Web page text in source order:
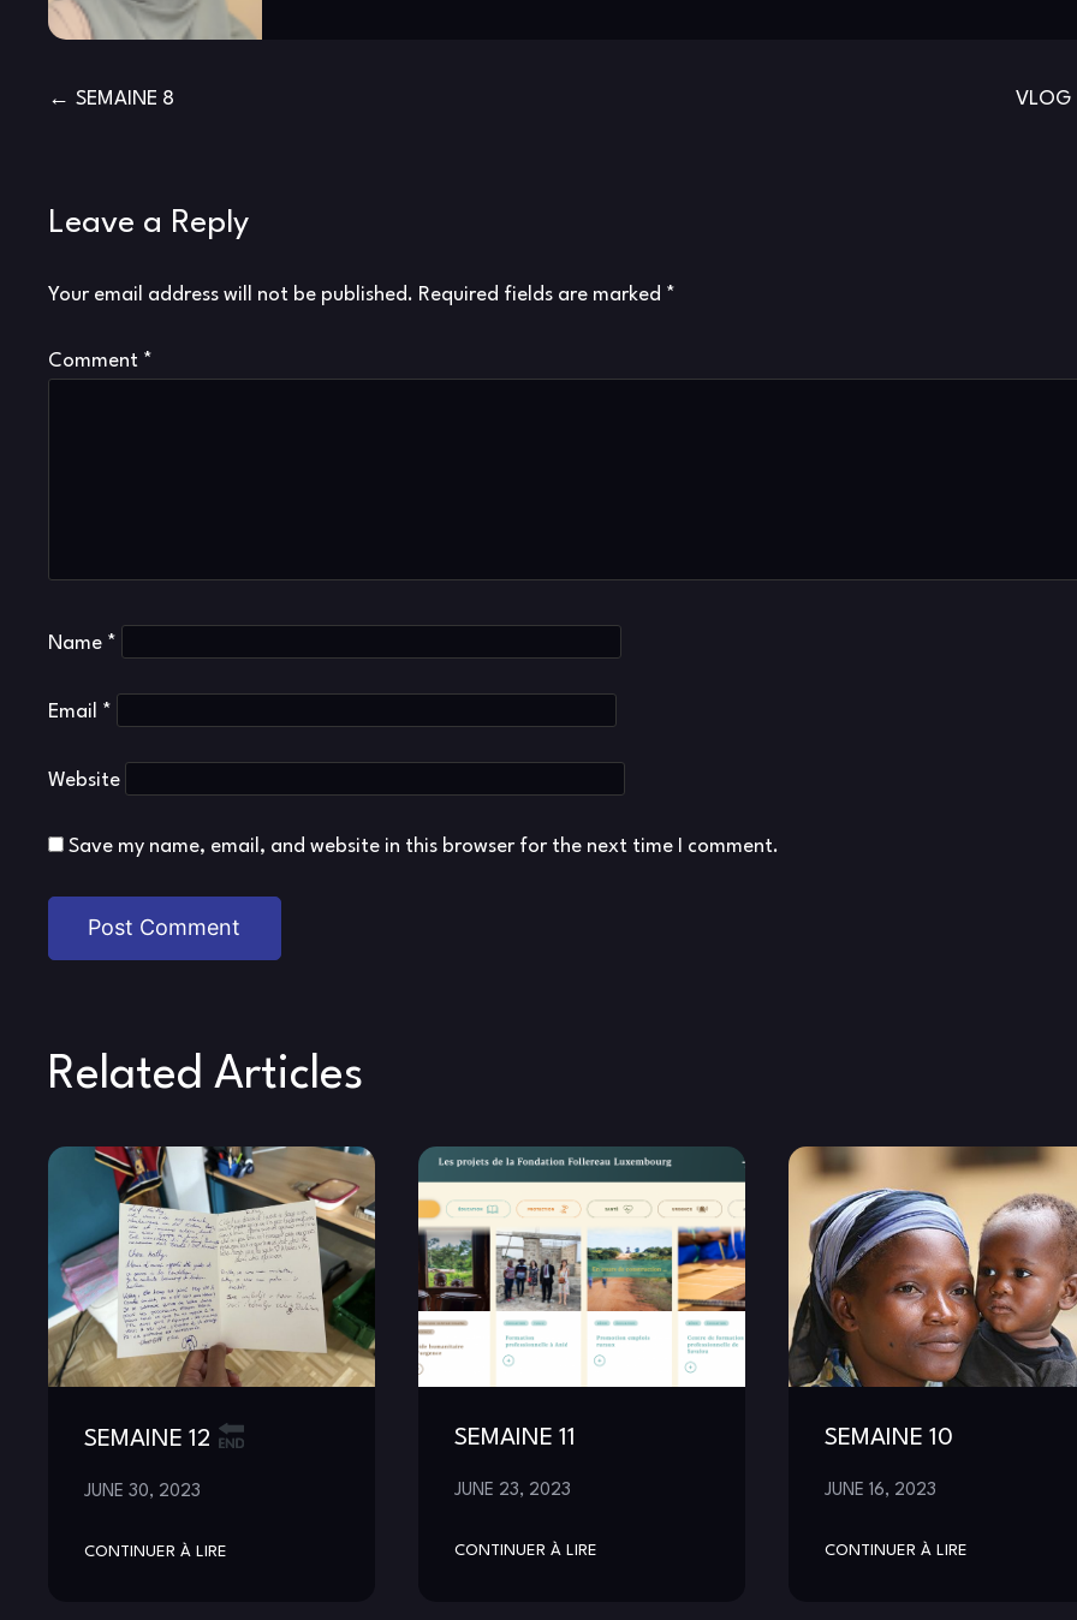
Post
SEMAINE 8 VLOG
Leave a Reply
Your email address will not be published. Required fields are marked *
Comment *
Name *
Email *
Website
Save my name, email, and website in this browser for the next time I comment.
Related Articles
SEMAINE 12
JUNE 30, 2023
CONTINUER À LIRE
SEMAINE 11
JUNE 23, 2023
CONTINUER À LIRE
SEMAINE 10
JUNE 16, 2023
CONTINUER À LIRE